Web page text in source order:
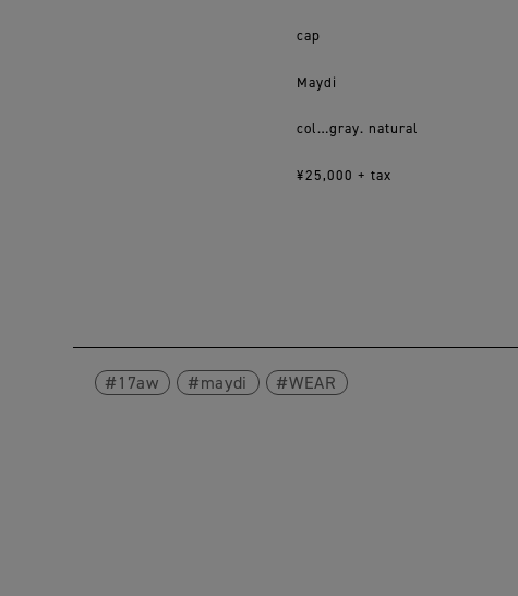
cap
Maydi
col…gray. natural
¥25,000 + tax
17aw maydi WEAR